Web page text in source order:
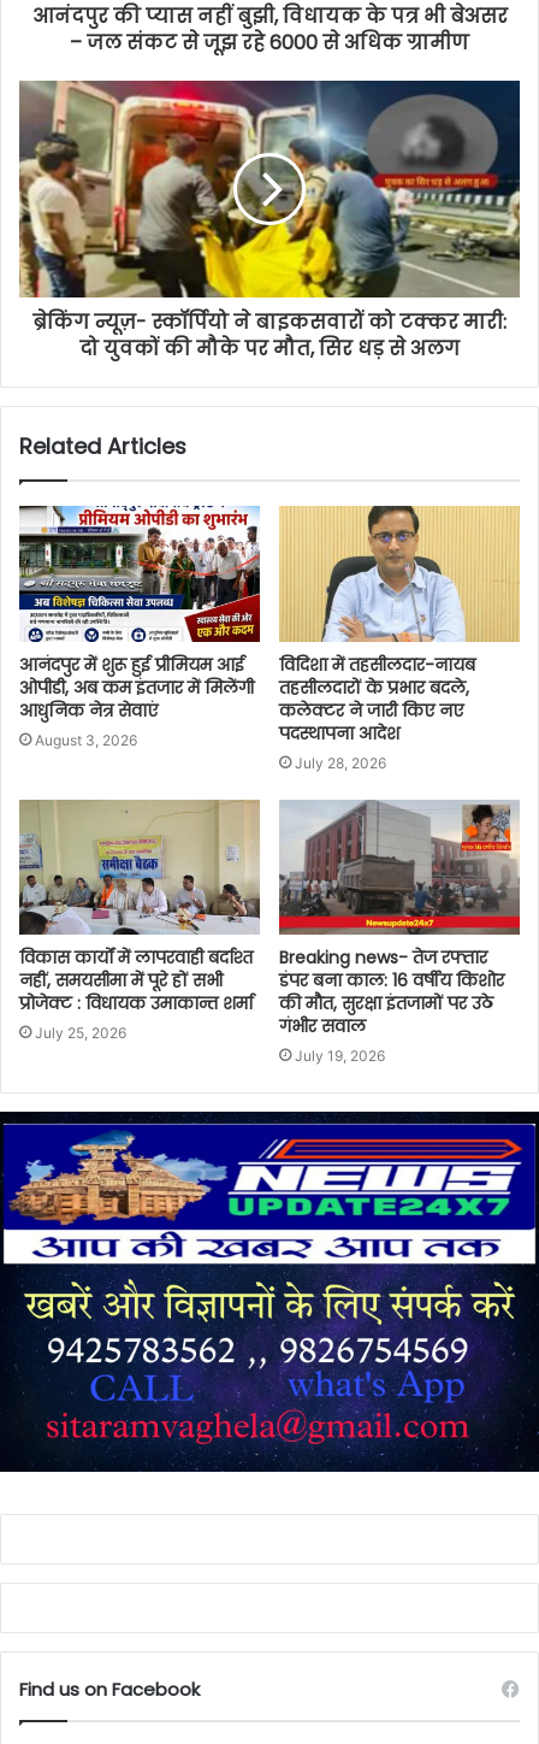
आनंदपुर की प्यास नहीं बुझी, विधायक के पत्र भी बेअसर
– जल संकट से जूझ रहे 6000 से अधिक ग्रामीण
ब्रेकिंग न्यूज़- स्कॉर्पियो ने बाइकसवारों को टक्कर मारी:
दो युवकों की मौके पर मौत, सिर धड़ से अलग
Related Articles
आनंदपुर में शुरू हुई प्रीमियम आई
ओपीडी, अब कम इंतजार में मिलेंगी
आधुनिक नेत्र सेवाएं
August 3, 2026
विदिशा में तहसीलदार-नायब
तहसीलदारों के प्रभार बदले,
कलेक्टर ने जारी किए नए
पदस्थापना आदेश
July 28, 2026
विकास कार्यों में लापरवाही बर्दाश्त
नहीं, समयसीमा में पूरे हों सभी
प्रोजेक्ट : विधायक उमाकान्त शर्मा
July 25, 2026
Breaking news- तेज रफ्तार
डंपर बना काल: 16 वर्षीय किशोर
की मौत, सुरक्षा इंतजामों पर उठे
गंभीर सवाल
July 19, 2026
Find us on Facebook